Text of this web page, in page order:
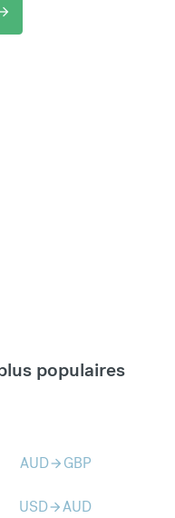
populaires
AUDarrow_forward GBP
USDarrow_forwardAUD